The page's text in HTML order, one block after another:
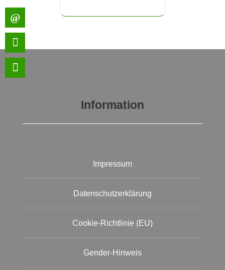
Information
Impressum
Datenschutzerklärung
Cookie-Richtlinie (EU)
Gender-Hinweis